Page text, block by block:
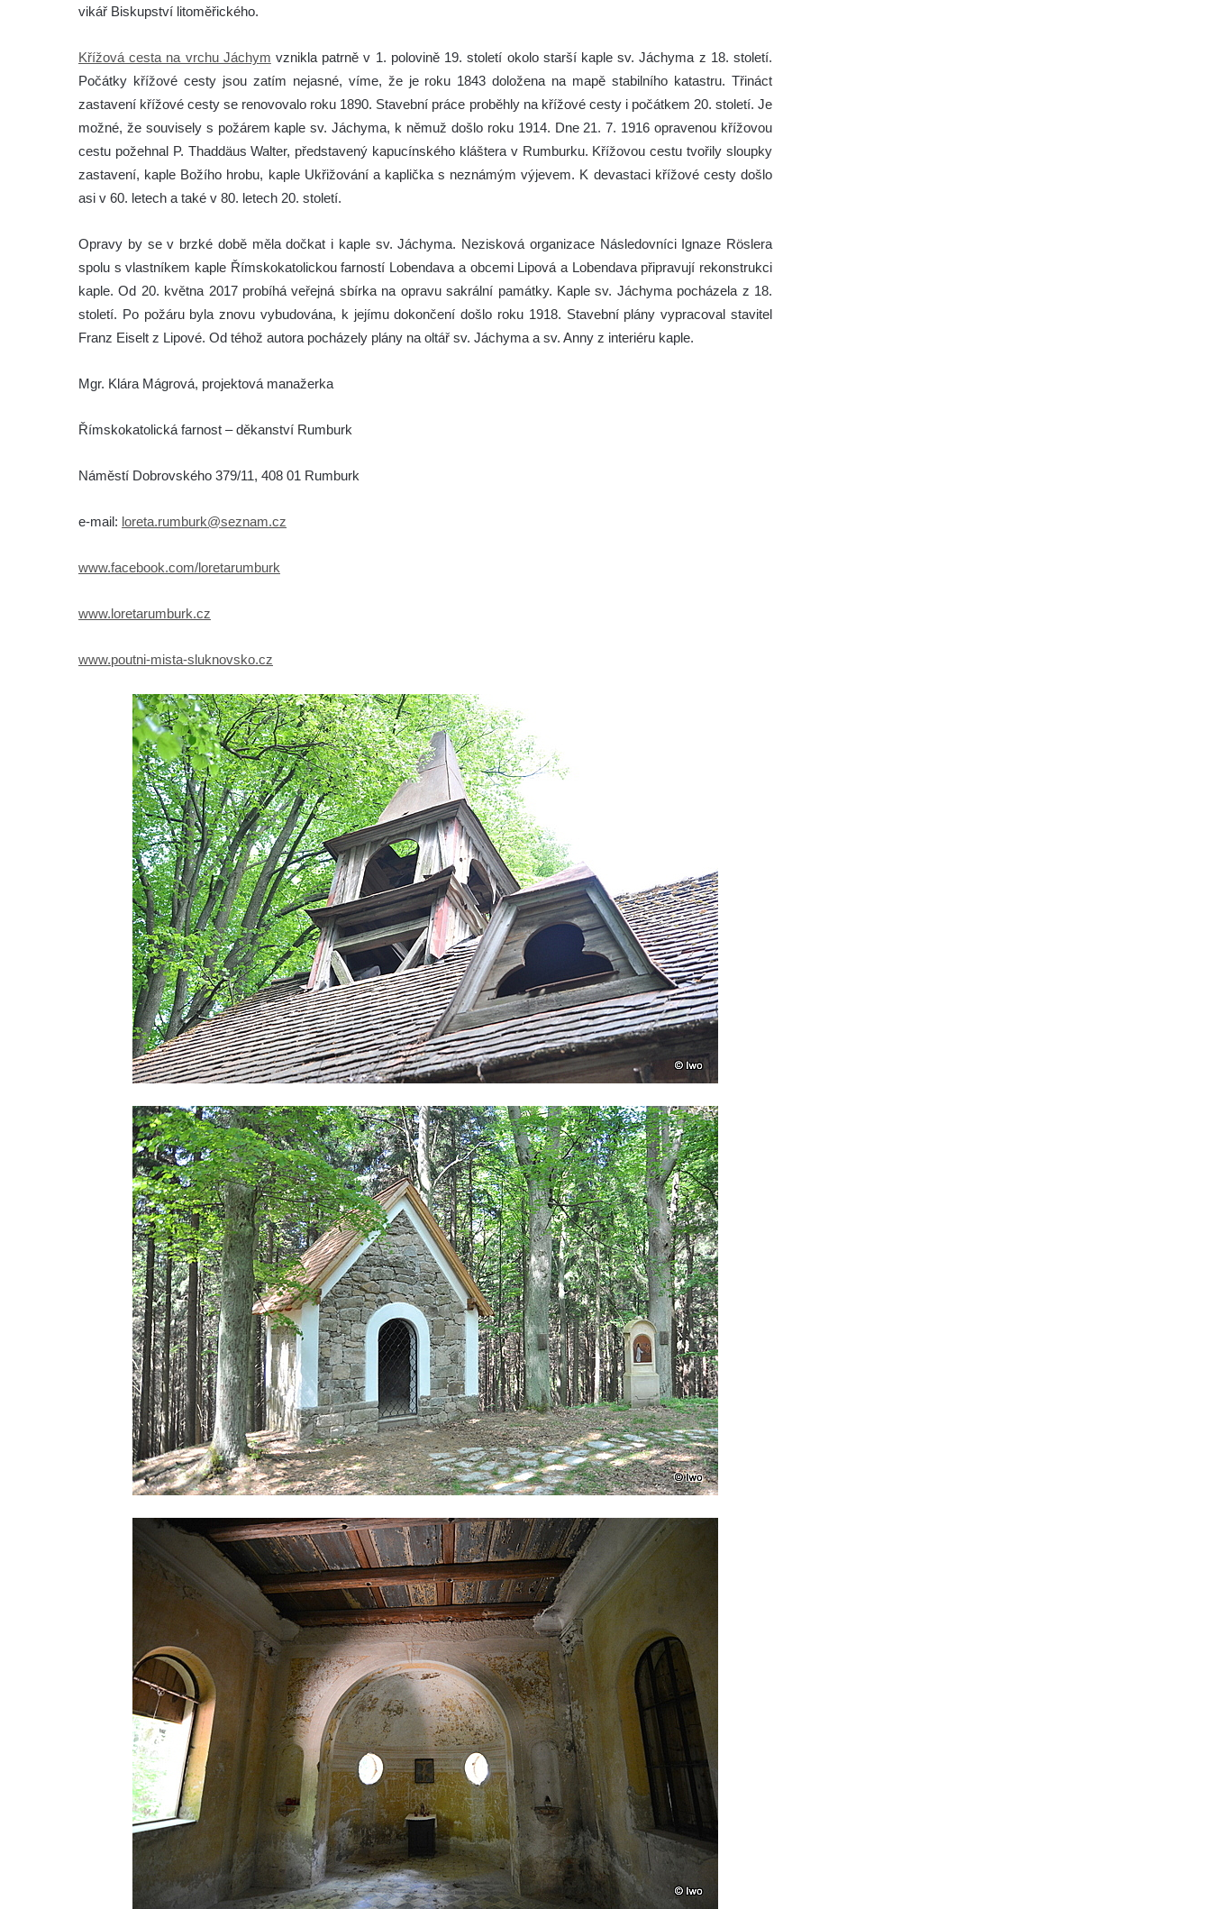
vikář Biskupství litoměřického.
Křížová cesta na vrchu Jáchym vznikla patrně v 1. polovině 19. století okolo starší kaple sv. Jáchyma z 18. století.
Počátky křížové cesty jsou zatím nejasné, víme, že je roku 1843 doložena na mapě stabilního katastru. Třináct
zastavení křížové cesty se renovovalo roku 1890. Stavební práce proběhly na křížové cesty i počátkem 20. století. Je
možné, že souvisely s požárem kaple sv. Jáchyma, k němuž došlo roku 1914. Dne 21. 7. 1916 opravenou křížovou
cestu požehnal P. Thaddäus Walter, představený kapucínského kláštera v Rumburku. Křížovou cestu tvořily sloupky
zastavení, kaple Božího hrobu, kaple Ukřižování a kaplička s neznámým výjevem. K devastaci křížové cesty došlo
asi v 60. letech a také v 80. letech 20. století.
Opravy by se v brzké době měla dočkat i kaple sv. Jáchyma. Nezisková organizace Následovníci Ignaze Röslera
spolu s vlastníkem kaple Římskokatolickou farností Lobendava a obcemi Lipová a Lobendava připravují rekonstrukci
kaple. Od 20. května 2017 probíhá veřejná sbírka na opravu sakrální památky. Kaple sv. Jáchyma pocházela z 18.
století. Po požáru byla znovu vybudována, k jejímu dokončení došlo roku 1918. Stavební plány vypracoval stavitel
Franz Eiselt z Lipové. Od téhož autora pocházely plány na oltář sv. Jáchyma a sv. Anny z interiéru kaple.
Mgr. Klára Mágrová, projektová manažerka
Římskokatolická farnost – děkanství Rumburk
Náměstí Dobrovského 379/11, 408 01 Rumburk
e-mail: loreta.rumburk@seznam.cz
www.facebook.com/loretarumburk
www.loretarumburk.cz
www.poutni-mista-sluknovsko.cz